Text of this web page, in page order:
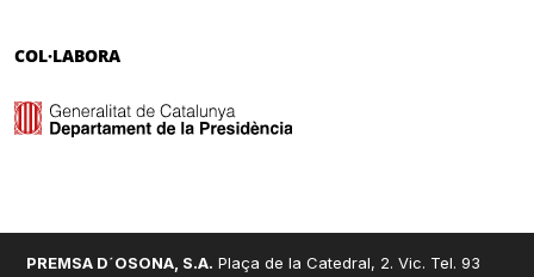
COL·LABORA
PREMSA D´OSONA, S.A. Plaça de la Catedral, 2. Vic. Tel. 93